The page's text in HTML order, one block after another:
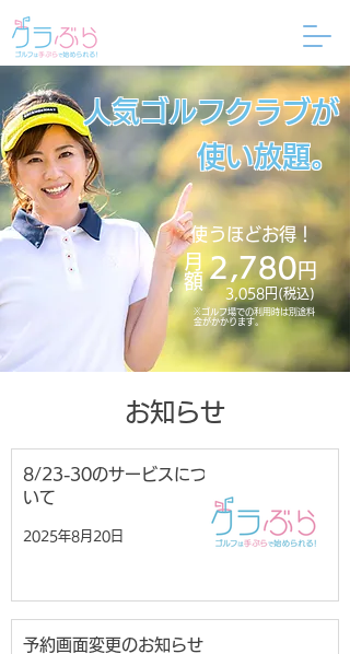
人気ゴルフクラブが
使い放題。
3,058円(税込)
​月額
使うほどお得！
2,780円
※ゴルフ場での利用時は別途料
金がかかります。
​お知らせ
8/23-30のサービスにつ
いて
2025年8月20日
予約画面変更のお知らせ